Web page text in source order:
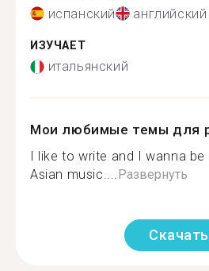
испанский английский
ИЗУЧАЕТ
итальянский
Мои любимые темы для
I like to write and I wanna
Asian music....Развернуть